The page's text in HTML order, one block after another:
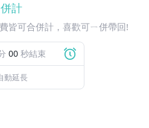
計
皆可合併計，喜歡可ㄧ併帶回!
58 秒結束
動延長